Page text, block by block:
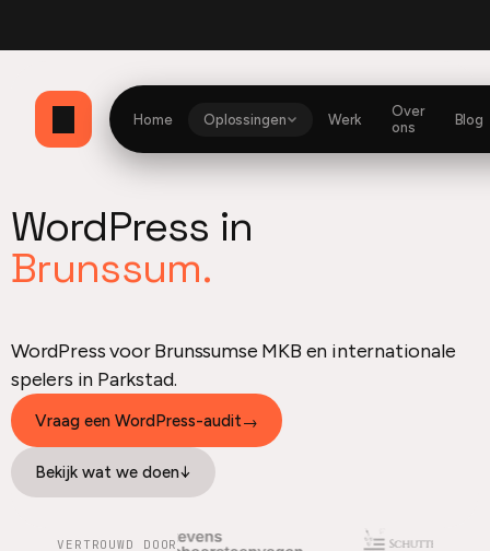
Home Oplossingen Werk
Over
ons
Blog
WordPress in
Brunssum.
WordPress voor Brunssumse MKB en internationale
spelers in Parkstad.
Vraag een WordPress-audit→
Bekijk wat we doen↓
VERTROUWD DOOR